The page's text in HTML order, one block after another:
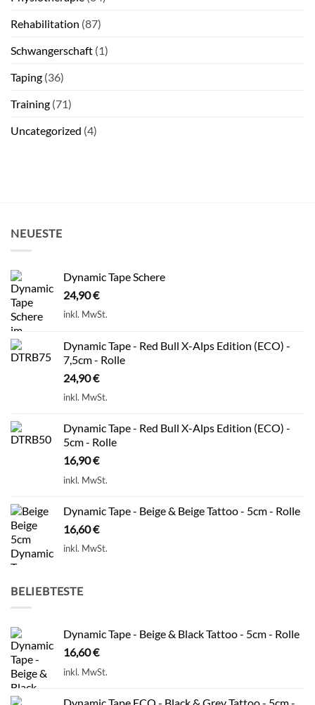
Rehabilitation (87)
Schwangerschaft (1)
Taping (36)
Training (71)
Uncategorized (4)
NEUESTE
Dynamic Tape Schere
24,90€
inkl. MwSt.
Dynamic Tape - Red Bull X-Alps Edition (ECO) -
7,5cm - Rolle
24,90€
inkl. MwSt.
Dynamic Tape - Red Bull X-Alps Edition (ECO) -
5cm - Rolle
16,90€
inkl. MwSt.
Dynamic Tape - Beige & Beige Tattoo - 5cm - Rolle
16,60€
inkl. MwSt.
BELIEBTESTE
Dynamic Tape - Beige & Black Tattoo - 5cm - Rolle
16,60€
inkl. MwSt.